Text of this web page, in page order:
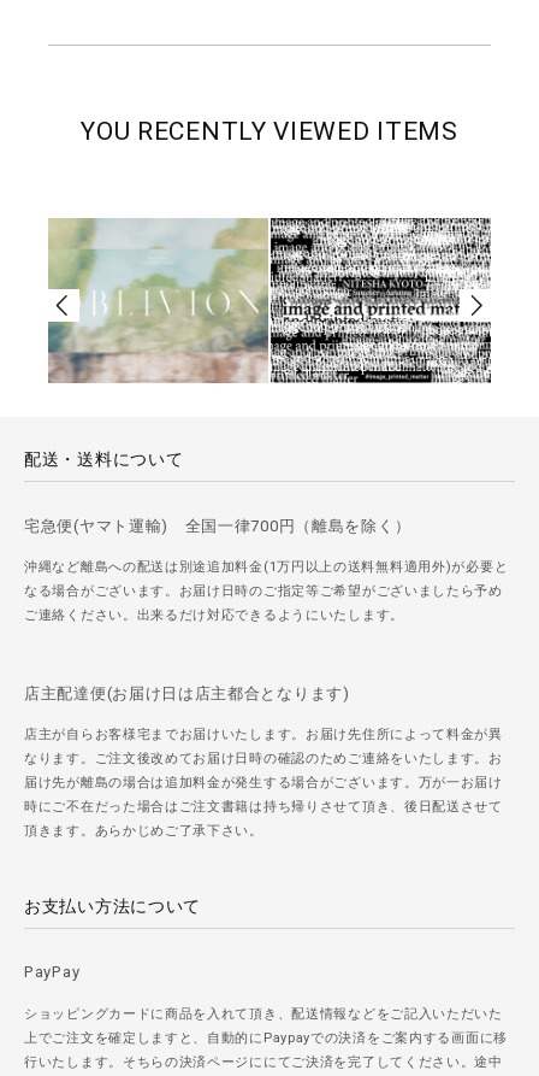
YOU RECENTLY VIEWED ITEMS
配送・送料について
宅急便(ヤマト運輸) 全国一律700円（離島を除く）
沖縄など離島への配送は別途追加料金(1万円以上の送料無料適用外)が必要と
なる場合がございます。お届け日時のご指定等ご希望がございましたら予め
ご連絡ください。出来るだけ対応できるようにいたします。
店主配達便(お届け日は店主都合となります)
店主が自らお客様宅までお届けいたします。お届け先住所によって料金が異
なります。ご注文後改めてお届け日時の確認のためご連絡をいたします。お
届け先が離島の場合は追加料金が発生する場合がございます。万が一お届け
時にご不在だった場合はご注文書籍は持ち帰りさせて頂き、後日配送させて
頂きます。あらかじめご了承下さい。
お支払い方法について
PayPay
ショッピングカードに商品を入れて頂き、配送情報などをご記入いただいた
上でご注文を確定しますと、自動的にPaypayでの決済をご案内する画面に移
行いたします。そちらの決済ページににてご決済を完了してください。途中